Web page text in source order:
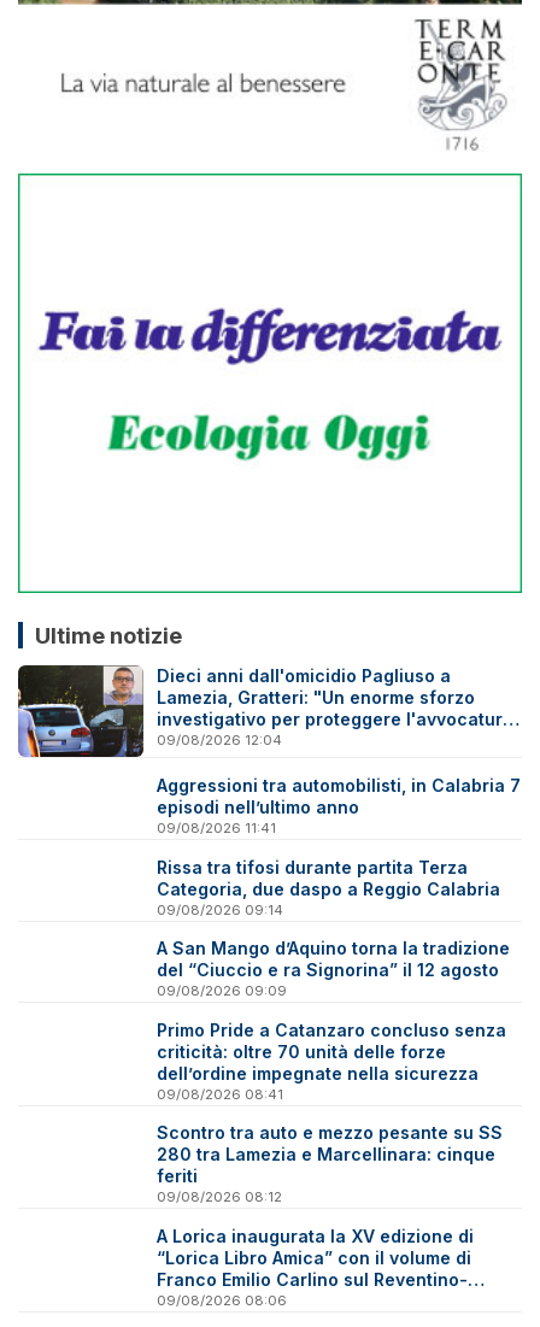
Ultime notizie
Dieci anni dall'omicidio Pagliuso a
Lamezia, Gratteri: "Un enorme sforzo
investigativo per proteggere l'avvocatura
onesta"
09/08/2026 12:04
Aggressioni tra automobilisti, in Calabria 7
episodi nell’ultimo anno
09/08/2026 11:41
Rissa tra tifosi durante partita Terza
Categoria, due daspo a Reggio Calabria
09/08/2026 09:14
A San Mango d’Aquino torna la tradizione
del “Ciuccio e ra Signorina” il 12 agosto
09/08/2026 09:09
Primo Pride a Catanzaro concluso senza
criticità: oltre 70 unità delle forze
dell’ordine impegnate nella sicurezza
09/08/2026 08:41
Scontro tra auto e mezzo pesante su SS
280 tra Lamezia e Marcellinara: cinque
feriti
09/08/2026 08:12
A Lorica inaugurata la XV edizione di
“Lorica Libro Amica” con il volume di
Franco Emilio Carlino sul Reventino-
Savuto
09/08/2026 08:06